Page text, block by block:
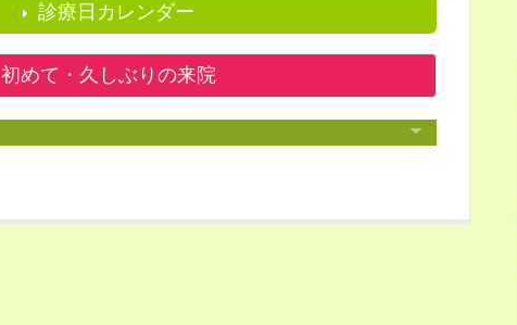
診療日カレンダー
初めて・久しぶりの来院